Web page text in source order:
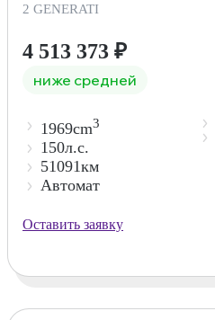
2 GENERATI
4 513 373 ₽
ниже средней
1969cm3
150л.с.
51091км
Автомат
Оставить заявку